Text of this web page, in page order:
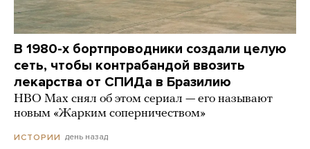
В 1980-х бортпроводники создали целую
сеть, чтобы контрабандой ввозить
лекарства от СПИДа в Бразилию
HBO Max снял об этом сериал — его называют
новым «Жарким соперничеством»
ИСТОРИИ день назад